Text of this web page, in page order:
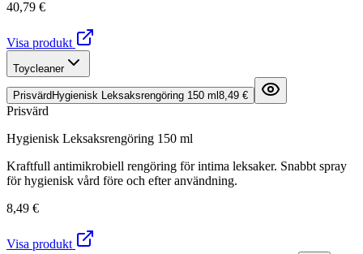
40,79 €
Visa produkt
Toycleaner
Prisvärd Hygienisk Leksaksrengöring 150 ml 8,49 €
Prisvärd
Hygienisk Leksaksrengöring 150 ml
Kraftfull antimikrobiell rengöring för intima leksaker. Snabbt spray
för hygienisk vård före och efter användning.
8,49 €
Visa produkt